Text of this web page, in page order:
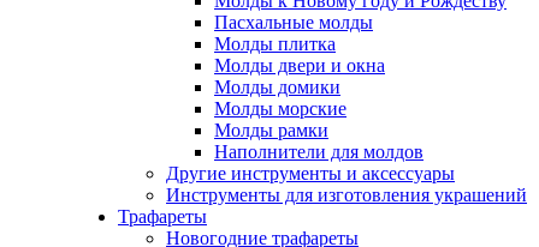
Пасхальные молды
Молды плитка
Молды двери и окна
Молды домики
Молды морские
Молды рамки
Наполнители для молдов
Другие инструменты и аксессуары
Инструменты для изготовления украшений
Трафареты
Новогодние трафареты